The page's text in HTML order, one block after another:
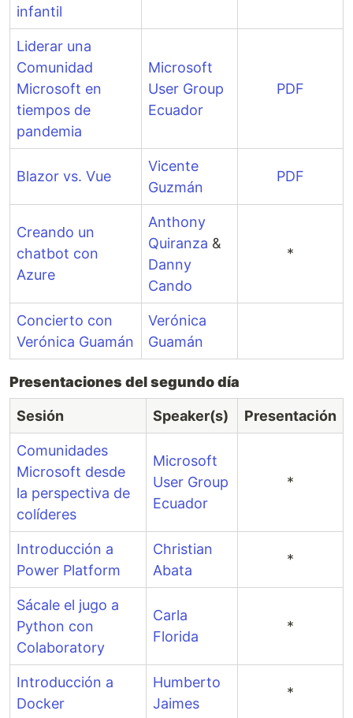
infantil
Liderar una
Comunidad
Microsoft en
tiempos de
pandemia
Microsoft
User Group
Ecuador
PDF
Blazor vs. Vue
Vicente
Guzmán
PDF
Creando un
chatbot con
Azure
Anthony
Quiranza &
Danny
Cando
*
Concierto con
Verónica Guamán
Verónica
Guamán
Presentaciones del segundo día
Sesión Speaker(s) Presentación
Comunidades
Microsoft desde
la perspectiva de
colíderes
Microsoft
User Group
Ecuador
*
Introducción a
Power Platform
Christian
Abata
*
Sácale el jugo a
Python con
Colaboratory
Carla
Florida
*
Introducción a
Docker
Humberto
Jaimes
*